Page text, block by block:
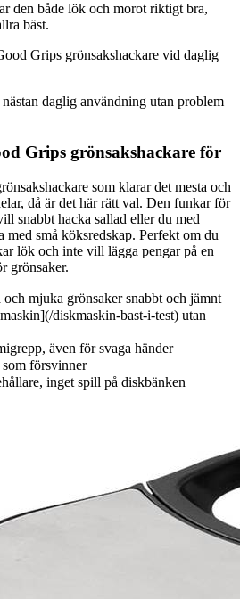
den både lök och morot riktigt bra,
bäst.
Grips grönsakshackare vid daglig
daglig användning utan problem
Grips grönsakshackare för
som klarar det mesta och
då är det här rätt val. Den funkar för
snabbt hacka sallad eller du med
med små köksredskap. Perfekt om du
lök och inte vill lägga pengar på en
grönsaker.
och mjuka grönsaker snabbt och jämnt
diskmaskin-bast-i-test) utan
även för svaga händer
som försvinner
inget spill på diskbänken